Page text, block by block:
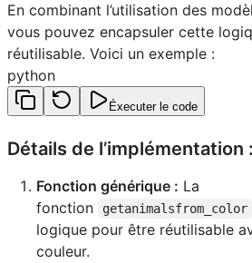
En combinant l’utilisation des
vous pouvez encapsuler cette
réutilisable. Voici un exemple :
python
Éxecuter le code
Détails de l’implémentation :
Fonction générique : La
fonction
getanimalsfrom_color
logique pour être réutilisable
couleur.